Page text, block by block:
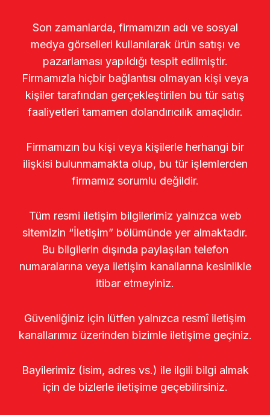
Son zamanlarda, firmamızın adı ve sosyal
medya görselleri kullanılarak ürün satışı ve
pazarlaması yapıldığı tespit edilmiştir.
Firmamızla hiçbir bağlantısı olmayan kişi veya
kişiler tarafından gerçekleştirilen bu tür satış
faaliyetleri tamamen dolandırıcılık amaçlıdır.
Firmamızın bu kişi veya kişilerle herhangi bir
ilişkisi bulunmamakta olup, bu tür işlemlerden
firmamız sorumlu değildir.
Tüm resmi iletişim bilgilerimiz yalnızca web
sitemizin “İletişim” bölümünde yer almaktadır.
Bu bilgilerin dışında paylaşılan telefon
numaralarına veya iletişim kanallarına kesinlikle
itibar etmeyiniz.
Güvenliğiniz için lütfen yalnızca resmî iletişim
kanallarımız üzerinden bizimle iletişime geçiniz.
Bayilerimiz (isim, adres vs.) ile ilgili bilgi almak
için de bizlerle iletişime geçebilirsiniz.